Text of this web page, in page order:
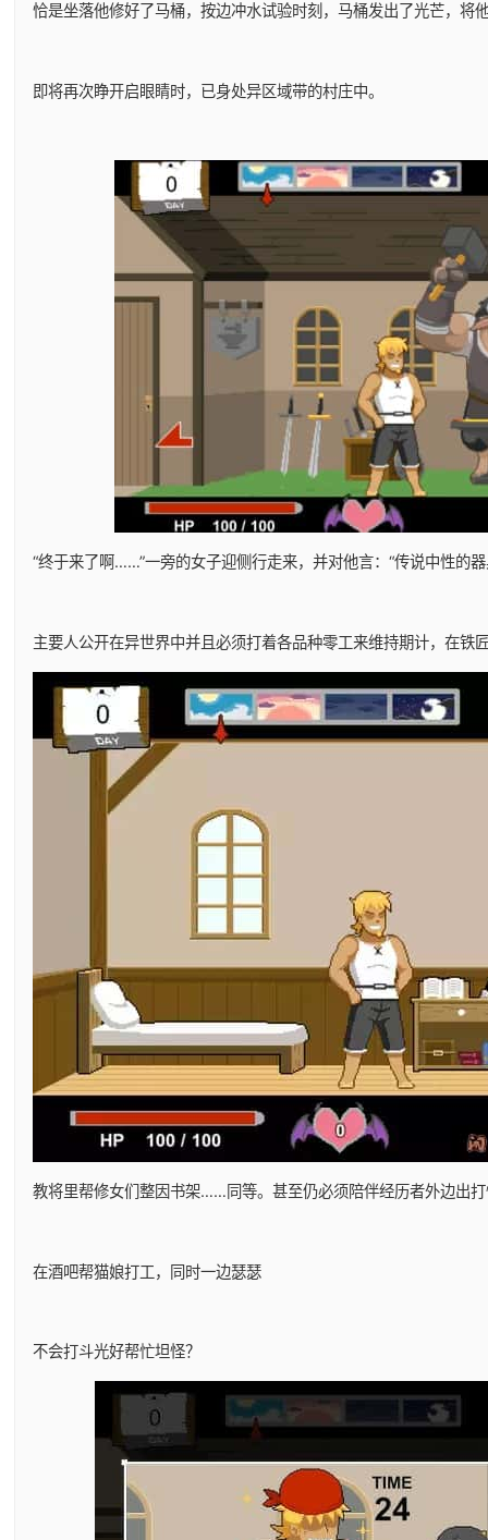
恰是坐落他修好了马桶，按边冲水试验时刻，马桶发出了光芒，将
即将再次睁开启眼睛时，已身处异区域带的村庄中。
“终于来了啊……”一旁的女子迎侧行走来，并对他言：“传说中性的
主要人公开在异世界中并且必须打着各品种零工来维持期计，在铁
教将里帮修女们整因书架……同等。甚至仍必须陪伴经历者外边出
在酒吧帮猫娘打工，同时一边瑟瑟
不会打斗光好帮忙坦怪？